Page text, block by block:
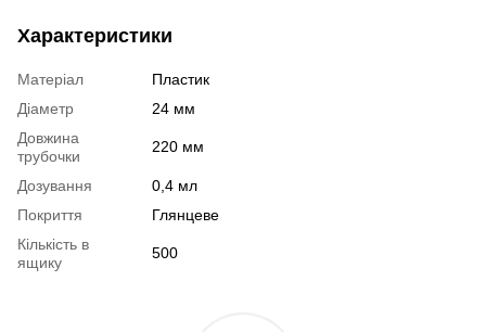
Характеристики
Матеріал
Пластик
Діаметр
24 мм
Довжина
трубочки
220 мм
Дозування
0,4 мл
Покриття
Глянцеве
Кількість в
ящику
500